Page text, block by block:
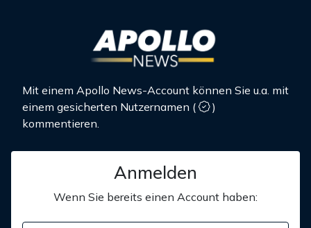
Mit einem Apollo News-Account können Sie u.a. mit
einem gesicherten Nutzernamen (
)
kommentieren.
Anmelden
Wenn Sie bereits einen Account haben: